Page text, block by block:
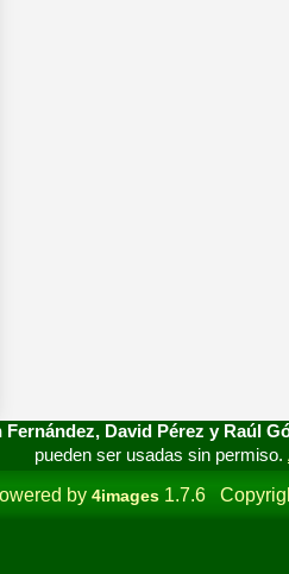
Fernández, David Pérez y Raúl
pueden ser usadas sin permiso.
by 4images 1.7.6